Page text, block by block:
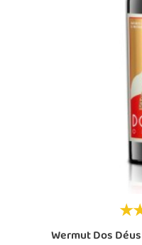
Wermut Dos